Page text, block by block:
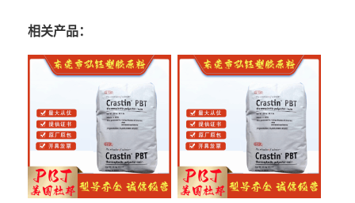
相关产品：